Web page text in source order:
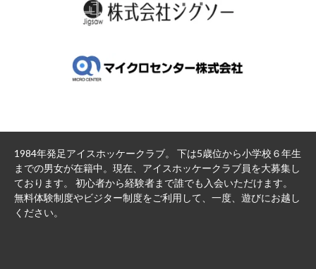
1984年発足アイスホッケークラブ。 下は5歳位から小学校６年生
までの男女が在籍中。現在、アイスホッケークラブ員を大募集し
ております。 初心者から経験者まで誰でも入会いただけます。
無料体験制度やビジター制度をご利用して、一度、遊びにお越し
ください。